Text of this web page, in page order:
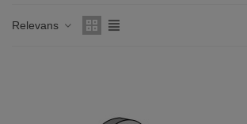
Relevans